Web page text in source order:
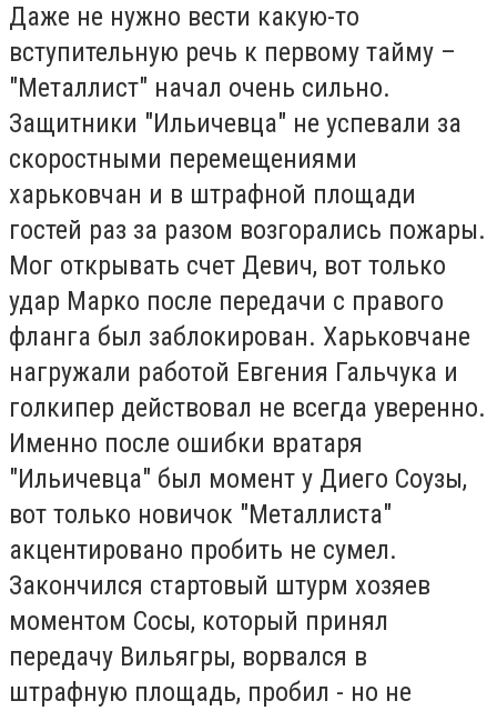
Даже не нужно вести какую-то
вступительную речь к первому тайму –
"Металлист" начал очень сильно.
Защитники "Ильичевца" не успевали за
скоростными перемещениями
харьковчан и в штрафной площади
гостей раз за разом возгорались пожары.
Мог открывать счет Девич, вот только
удар Марко после передачи с правого
фланга был заблокирован. Харьковчане
нагружали работой Евгения Гальчука и
голкипер действовал не всегда уверенно.
Именно после ошибки вратаря
"Ильичевца" был момент у Диего Соузы,
вот только новичок "Металлиста"
акцентировано пробить не сумел.
Закончился стартовый штурм хозяев
моментом Сосы, который принял
передачу Вильягры, ворвался в
штрафную площадь, пробил - но не